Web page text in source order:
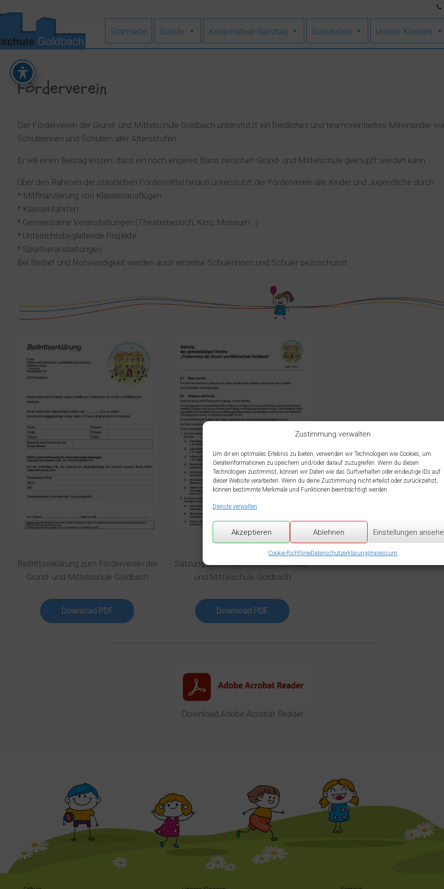
Zustimmung verwalten
Um dir ein optimales Erlebnis zu bieten, verwenden wir Technologien wie Cookies, um
Geräteinformationen zu speichern und/oder darauf zuzugreifen. Wenn du diesen
Technologien zustimmst, können wir Daten wie das Surfverhalten oder eindeutige IDs auf
dieser Website verarbeiten. Wenn du deine Zustimmung nicht erteilst oder zurückziehst,
können bestimmte Merkmale und Funktionen beeinträchtigt werden.
Dienste verwalten
Akzeptieren Ablehnen Einstellungen
Cookie-RichtlinieDatenschutzerklärung Impressum
Inhalt
Startseite Schule Kooperativer Ganztag Schulleben Unsere Klassen
Förderverein
Der Förderverein der Grund- und Mittelschule Goldbach unterstützt ein friedliches und teamorientiertes Miteinander
Schülerinnen und Schülern aller Altersstufen.
Er will einen Beitrag leisten, dass ein noch engeres Band zwischen Grund- und Mittelschule geknüpft werden kann.
Über den Rahmen der staatlichen Fördermittel hinaus unterstützt der Förderverein alle Kinder und Jugendliche durch
* Mitfinanzierung von Klassenausflügen
* Klassenfahrten
* Gemeinsame Veranstaltungen (Theaterbesuch, Kino, Museum...)
* Unterrichtsbegleitende Projekte
* Sportveranstaltungen
Bei Bedarf und Notwendigkeit werden auch einzelne Schülerinnen und Schüler bezuschusst.
Beitrittserklärung zum Förderverein der
Grund- und Mittelschule Goldbach
Download PDF
Satzung des Fördervereins der Grund-
und Mittelschule Goldbach
Download PDF
Download Adobe Acrobat Reader